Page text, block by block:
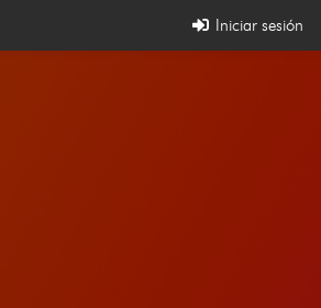
Iniciar sesión